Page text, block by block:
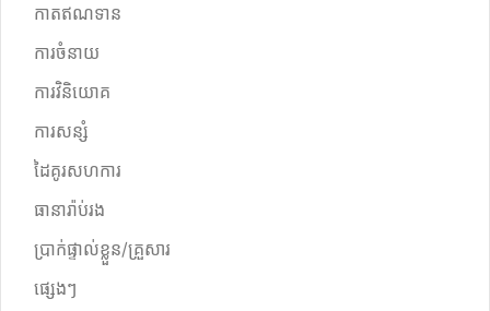
កាតឥណទាន
ការចំនាយ
ការវិនិយោគ
ការសន្សំ
ដៃគូរសហការ
ធានារ៉ាប់រង
ប្រាក់ផ្ទាល់ខ្លួន/គ្រួសារ
ផ្សេងៗ